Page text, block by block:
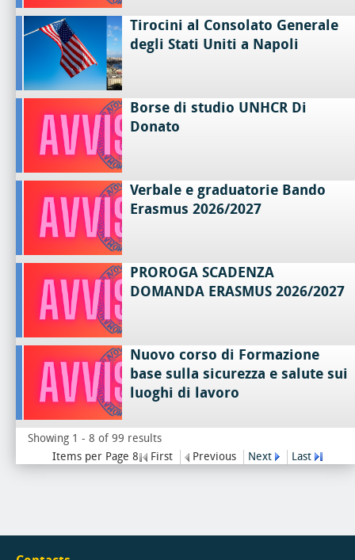
Tirocini al Consolato Generale
degli Stati Uniti a Napoli
Borse di studio UNHCR Di
Donato
Verbale e graduatorie Bando
Erasmus 2026/2027
PROROGA SCADENZA
DOMANDA ERASMUS 2026/2027
Nuovo corso di Formazione
base sulla sicurezza e salute sui
luoghi di lavoro
Showing 1 - 8 of 99 results
Items per Page 8
First Previous Next Last